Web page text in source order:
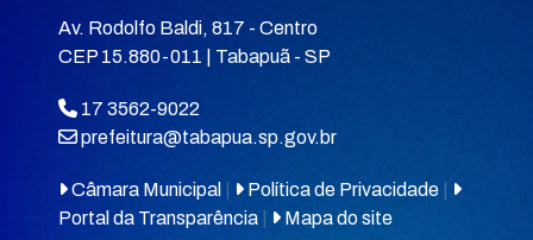
Av. Rodolfo Baldi, 817 - Centro
CEP 15.880-011 | Tabapuã - SP
17 3562-9022
prefeitura@tabapua.sp.gov.br
Câmara Municipal Política de Privacidade
Portal da Transparência
Mapa do site